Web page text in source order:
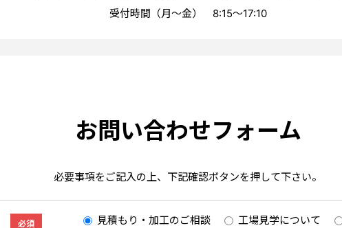
受付時間（月～金） 8:15～17:10
お問い合わせフォーム
必要事項をご記入の上、下記確認ボタンを押して下さい。
必須 見積もり・加工のご相談 工場見学について